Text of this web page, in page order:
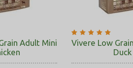
Adult Mini
Vivere Low
Duck